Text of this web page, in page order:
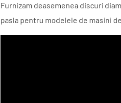
Furnizam deasemenea discuri
pasla pentru modelele de masini